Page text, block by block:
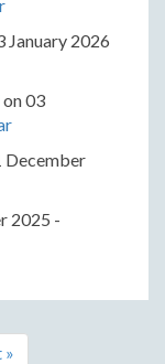
January 2026
on03
December
2025 -
»